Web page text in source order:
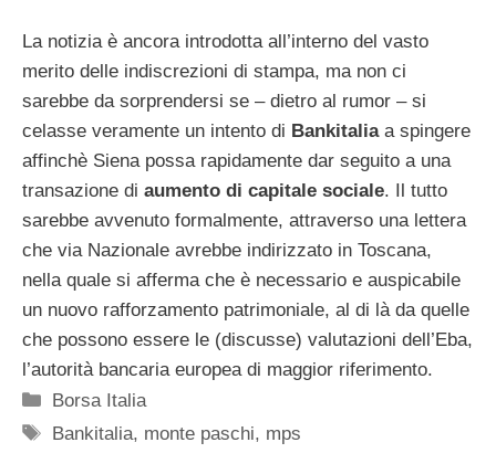
La notizia è ancora introdotta all’interno del vasto
merito delle indiscrezioni di stampa, ma non ci
sarebbe da sorprendersi se – dietro al rumor – si
celasse veramente un intento di Bankitaliaa spingere
affinchè Siena possa rapidamente dar seguito a una
transazione di aumento di capitale sociale. Il tutto
sarebbe avvenuto formalmente, attraverso una lettera
che via Nazionale avrebbe indirizzato in Toscana,
nella quale si afferma che è necessario e auspicabile
un nuovo rafforzamento patrimoniale, al di là da quelle
che possono essere le (discusse) valutazioni dell’Eba,
l’autorità bancaria europea di maggior riferimento.
Categorie
Borsa Italia
Tag
Bankitalia, monte paschi, mps